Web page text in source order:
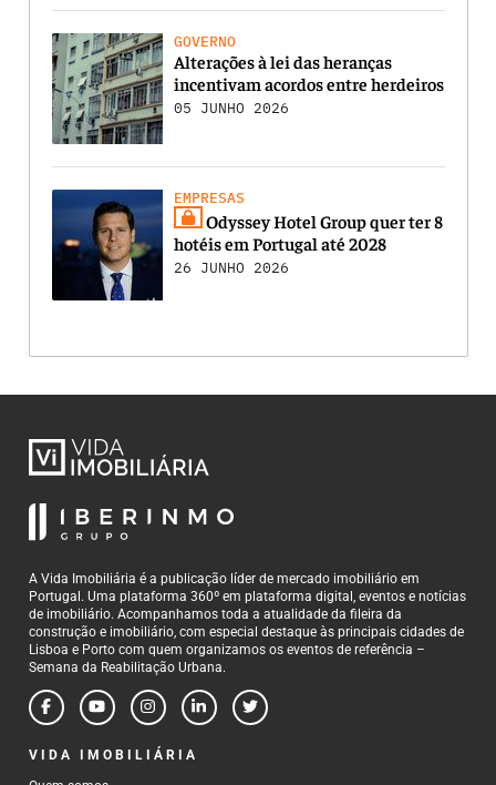
GOVERNO
Alterações à lei das heranças
incentivam acordos entre herdeiros
05 JUNHO 2026
EMPRESAS
Odyssey Hotel Group quer ter 8
hotéis em Portugal até 2028
26 JUNHO 2026
A Vida Imobiliária é a publicação líder de mercado imobiliário em
Portugal. Uma plataforma 360º em plataforma digital, eventos e notícias
de imobiliário. Acompanhamos toda a atualidade da fileira da
construção e imobiliário, com especial destaque às principais cidades de
Lisboa e Porto com quem organizamos os eventos de referência –
Semana da Reabilitação Urbana.
VIDA IMOBILIÁRIA